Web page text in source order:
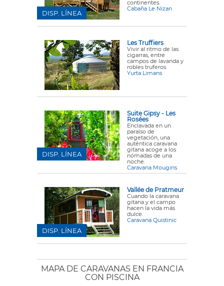
continentes.
Cabaña Le Nizan
DISP. LÍNEA
Les Truffiers
Vivir al ritmo de las
cigarras, entre
campos de lavanda y
robles truferos.
Yurta Limans
Suite Gipsy - Les
Rosées
Enclavada en un
paraíso de
vegetación, una
auténtica caravana
gitana acoge a los
nómadas de una
noche.
Caravana Mougins
DISP. LÍNEA
Vallée de Pratmeur
Cuando la caravana
gitana y el campo
hacen la vida más
dulce.
Caravana Quistinic
DISP. LÍNEA
MAPA DE CARAVANAS EN FRANCIA
CON PISCINA